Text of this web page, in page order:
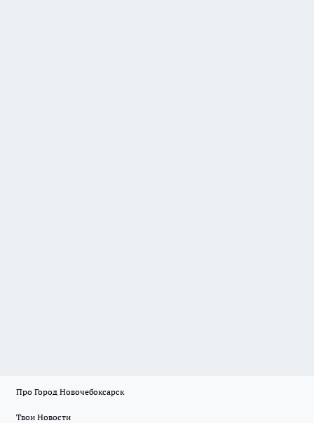
Про Город Новочебоксарск
Твои Новости